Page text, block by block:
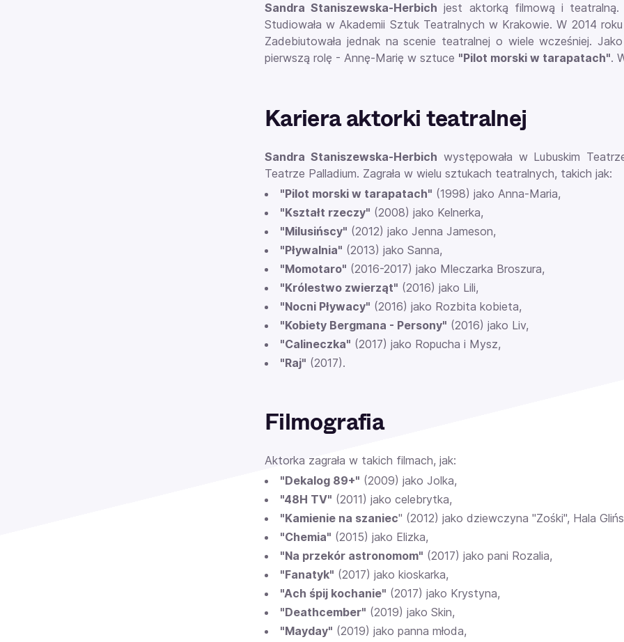
Sandra Staniszewska-Herbich jest aktorką filmową i teatralną.
Studiowała w Akademii Sztuk Teatralnych w Krakowie. W 2014
Zadebiutowała jednak na scenie teatralnej o wiele wcześniej.
pierwszą rolę - Annę-Marię w sztuce "Pilot morski w tarapatach".
Kariera aktorki teatralnej
Sandra Staniszewska-Herbich występowała w Lubuskim
Teatrze Palladium. Zagrała w wielu sztukach teatralnych, takich jak:
"Pilot morski w tarapatach" (1998) jako Anna-Maria,
"Kształt rzeczy" (2008) jako Kelnerka,
"Milusińscy" (2012) jako Jenna Jameson,
"Pływalnia" (2013) jako Sanna,
"Momotaro" (2016-2017) jako Mleczarka Broszura,
"Królestwo zwierząt" (2016) jako Lili,
"Nocni Pływacy" (2016) jako Rozbita kobieta,
"Kobiety Bergmana - Persony" (2016) jako Liv,
"Calineczka" (2017) jako Ropucha i Mysz,
"Raj" (2017).
Filmografia
Aktorka zagrała w takich filmach, jak:
"Dekalog 89+" (2009) jako Jolka,
"48H TV" (2011) jako celebrytka,
"Kamienie na szaniec" (2012) jako dziewczyna "Zośki", Hala
"Chemia" (2015) jako Elizka,
"Na przekór astronomom" (2017) jako pani Rozalia,
"Fanatyk" (2017) jako kioskarka,
"Ach śpij kochanie" (2017) jako Krystyna,
"Deathcember" (2019) jako Skin,
"Mayday" (2019) jako panna młoda,